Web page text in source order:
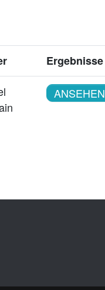
Ergebnisse
ANSEHEN